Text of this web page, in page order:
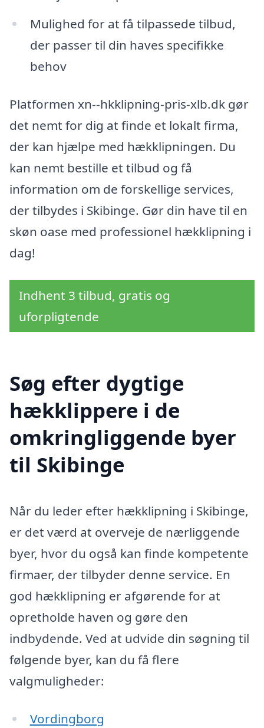
Mulighed for at få tilpassede tilbud,
der passer til din haves specifikke
behov
Platformen xn--hkklipning-pris-xlb.dk gør
det nemt for dig at finde et lokalt firma,
der kan hjælpe med hækklipningen. Du
kan nemt bestille et tilbud og få
information om de forskellige services,
der tilbydes i Skibinge. Gør din have til en
skøn oase med professionel hækklipning i
dag!
Indhent 3 tilbud, gratis og
uforpligtende
Søg efter dygtige
hækklippere i de
omkringliggende byer
til Skibinge
Når du leder efter hækklipning i Skibinge,
er det værd at overveje de nærliggende
byer, hvor du også kan finde kompetente
firmaer, der tilbyder denne service. En
god hækklipning er afgørende for at
opretholde haven og gøre den
indbydende. Ved at udvide din søgning til
følgende byer, kan du få flere
valgmuligheder:
Vordingborg